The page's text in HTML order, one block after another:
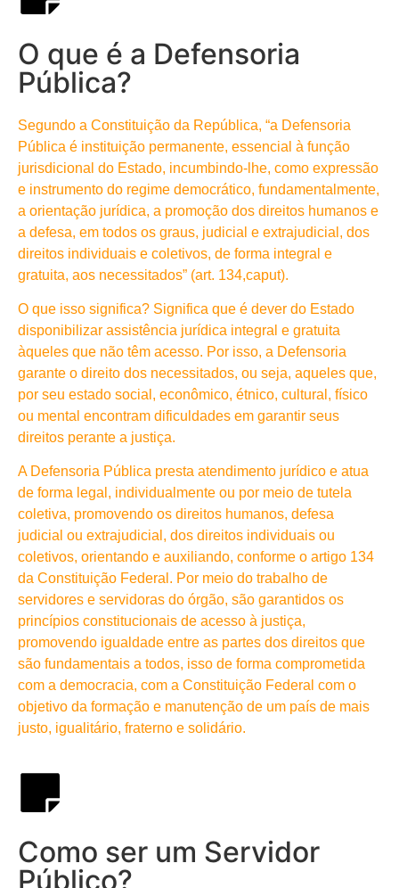
O que é a Defensoria
Pública?
Segundo a Constituição da República, “a Defensoria
Pública é instituição permanente, essencial à função
jurisdicional do Estado, incumbindo-lhe, como expressão
e instrumento do regime democrático, fundamentalmente,
a orientação jurídica, a promoção dos direitos humanos e
a defesa, em todos os graus, judicial e extrajudicial, dos
direitos individuais e coletivos, de forma integral e
gratuita, aos necessitados” (art. 134,caput).
O que isso significa? Significa que é dever do Estado
disponibilizar assistência jurídica integral e gratuita
àqueles que não têm acesso. Por isso, a Defensoria
garante o direito dos necessitados, ou seja, aqueles que,
por seu estado social, econômico, étnico, cultural, físico
ou mental encontram dificuldades em garantir seus
direitos perante a justiça.
A Defensoria Pública presta atendimento jurídico e atua
de forma legal, individualmente ou por meio de tutela
coletiva, promovendo os direitos humanos, defesa
judicial ou extrajudicial, dos direitos individuais ou
coletivos, orientando e auxiliando, conforme o artigo 134
da Constituição Federal. Por meio do trabalho de
servidores e servidoras do órgão, são garantidos os
princípios constitucionais de acesso à justiça,
promovendo igualdade entre as partes dos direitos que
são fundamentais a todos, isso de forma comprometida
com a democracia, com a Constituição Federal com o
objetivo da formação e manutenção de um país de mais
justo, igualitário, fraterno e solidário.
Como ser um Servidor
Público?